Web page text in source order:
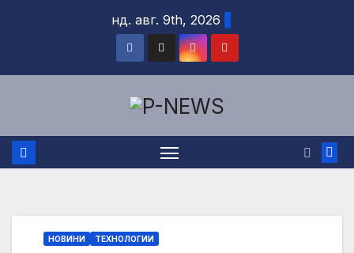
нд. авг. 9th, 2026
НОВИНИ ТЕХНОЛОГИИ